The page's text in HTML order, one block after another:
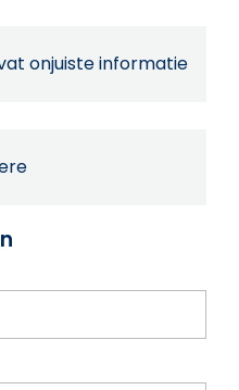
onjuiste informatie